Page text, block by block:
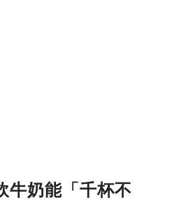
牛奶能「千杯不